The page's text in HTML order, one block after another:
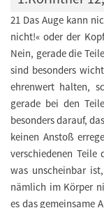
21 Das Auge kann
nicht!« oder der
Nein, gerade die
sind besonders
ehrenwert halten,
gerade bei den
besonders darauf,
keinen Anstoß
verschiedenen
was unscheinbar
nämlich im Körper
es das gemeinsame